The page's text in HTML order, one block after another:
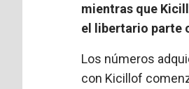
mientras que
el libertario parte
Los números
con Kicillof